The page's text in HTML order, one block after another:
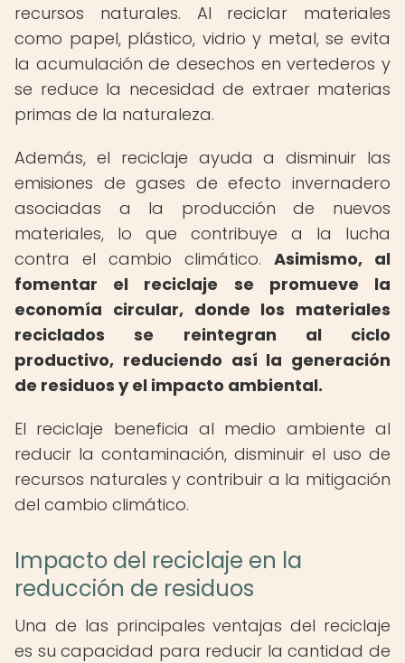
recursos naturales. Al reciclar materiales
como papel, plástico, vidrio y metal, se evita
la acumulación de desechos en vertederos y
se reduce la necesidad de extraer materias
primas de la naturaleza.
Además, el reciclaje ayuda a disminuir las
emisiones de gases de efecto invernadero
asociadas a la producción de nuevos
materiales, lo que contribuye a la lucha
contra el cambio climático. Asimismo, al
fomentar el reciclaje se promueve la
economía circular, donde los materiales
reciclados se reintegran al ciclo
productivo, reduciendo así la generación
de residuos y el impacto ambiental.
El reciclaje beneficia al medio ambiente al
reducir la contaminación, disminuir el uso de
recursos naturales y contribuir a la mitigación
del cambio climático.
Impacto del reciclaje en la
reducción de residuos
Una de las principales ventajas del reciclaje
es su capacidad para reducir la cantidad de